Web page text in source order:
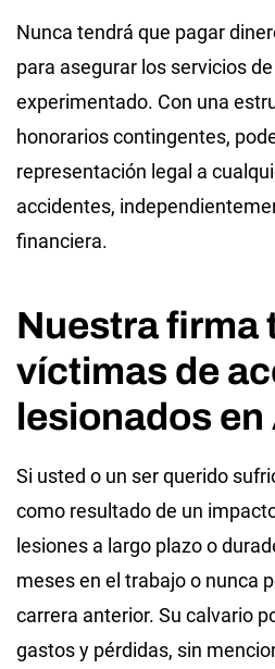
Nunca tendrá que pagar
para asegurar los servicios
experimentado. Con una
honorarios contingentes,
representación legal a
accidentes,
financiera.
Nuestra firma
víctimas de
lesionados en
Si usted o un ser querido
como resultado de un
lesiones a largo plazo o
meses en el trabajo o nunca
carrera anterior. Su calvario
gastos y pérdidas, sin